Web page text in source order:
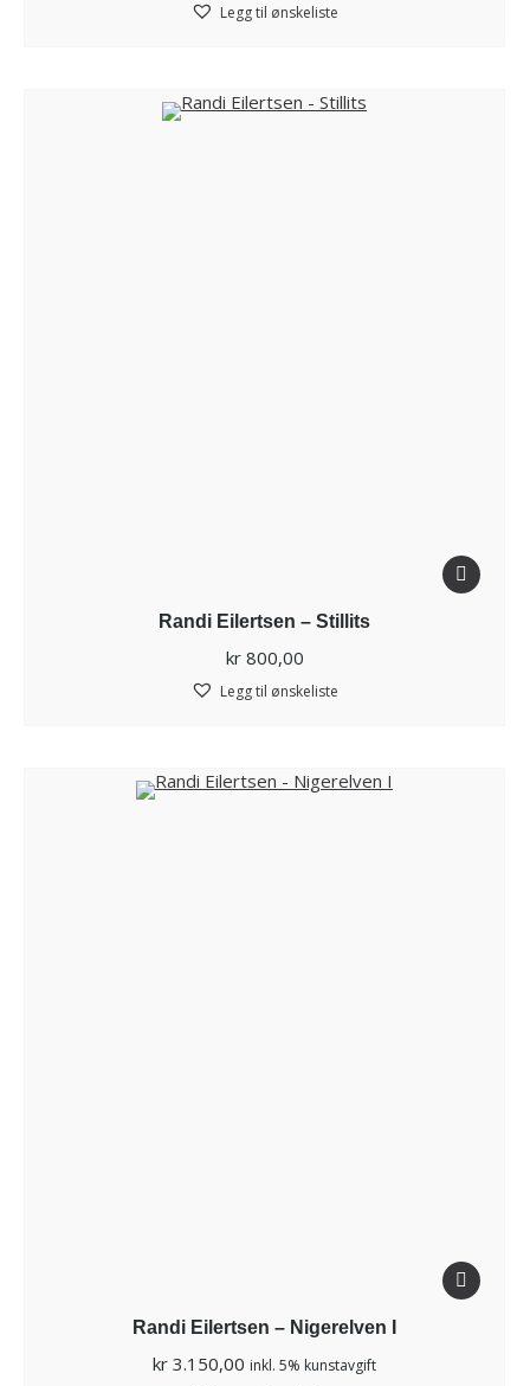
Legg til ønskeliste
Randi Eilertsen – Stillits
kr800,00
Legg til ønskeliste
Randi Eilertsen – Nigerelven I
kr 3.150,00 inkl. 5% kunstavgift